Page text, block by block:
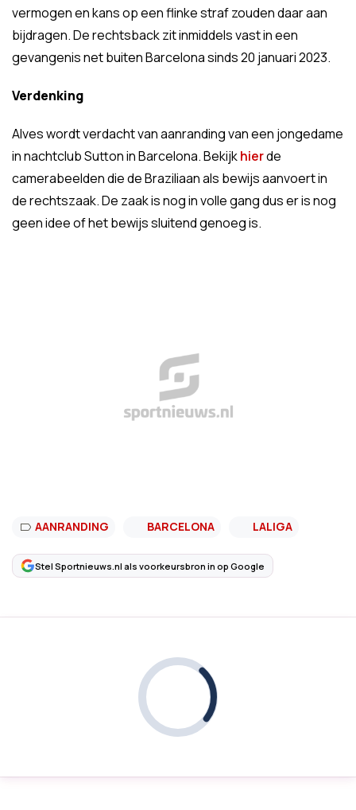
vermogen en kans op een flinke straf zouden daar aan
bijdragen. De rechtsback zit inmiddels vast in een
gevangenis net buiten Barcelona sinds 20 januari 2023.
Verdenking
Alves wordt verdacht van aanranding van een jongedame
in nachtclub Sutton in Barcelona. Bekijkhierde
camerabeelden die de Braziliaan als bewijs aanvoert in
de rechtszaak. De zaak is nog in volle gang dus er is nog
geen idee of het bewijs sluitend genoeg is.
AANRANDING BARCELONA LALIGA
Stel Sportnieuws.nl als voorkeursbron in op Google